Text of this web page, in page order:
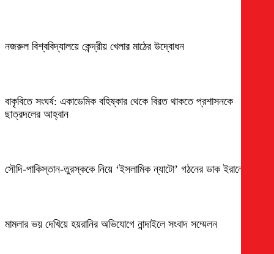
নজরুল বিশ্ববিদ্যালয়ে কেন্দ্রীয় খেলার মাঠের উদ্বোধন
বাকৃবিতে সংঘর্ষ: একাডেমিক বহিষ্কার থেকে বিরত থাকতে প্রশাসনকে
ছাত্রদলের আহ্বান
সৌদি-পাকিস্তান-তুরস্ককে নিয়ে ‘ইসলামিক ন্যাটো’ গঠনের ডাক ইরানের
মামলার ভয় দেখিয়ে হয়রানির অভিযোগে নান্দাইলে সংবাদ সম্মেলন